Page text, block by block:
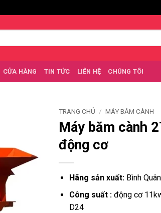
CỬA HÀNG TIN TỨC LIÊN HỆ CHÚNG TÔI
TRANG CHỦ / MÁY BĂM CÀNH
Máy băm cành
động cơ
Hãng sản xuất:Bình
Công suất :động cơ
D24